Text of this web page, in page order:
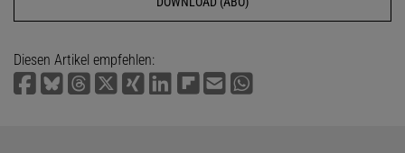
Diesen Artikel empfehlen: